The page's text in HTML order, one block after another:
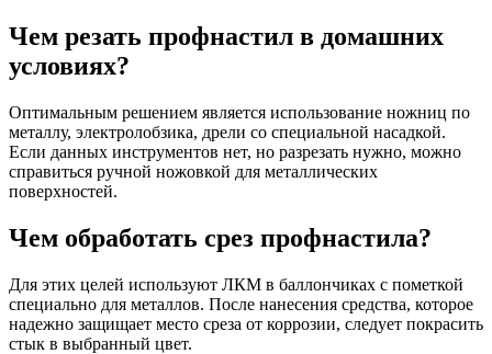
Чем резать профнастил в домашних
условиях?
Оптимальным решением является использование ножниц по
металлу, электролобзика, дрели со специальной насадкой.
Если данных инструментов нет, но разрезать нужно, можно
справиться ручной ножовкой для металлических
поверхностей.
Чем обработать срез профнастила?
Для этих целей используют ЛКМ в баллончиках с пометкой
специально для металлов. После нанесения средства, которое
надежно защищает место среза от коррозии, следует покрасить
стык в выбранный цвет.